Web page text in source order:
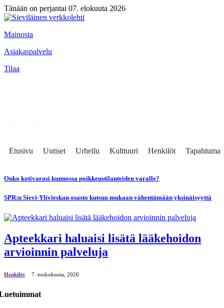
Tänään on perjantai 07. elokuuta 2026
Mainosta
Asiakaspalvelu
Tilaa
Etusivu Uutiset Urheilu Kulttuuri Henkilöt Tapahtumat
Onko kotivarasi kunnossa poikkeustilanteiden varalle?
SPR:n Sievi-Ylivieskan osasto kutsuu mukaan vähentämään yksinäisyyttä
Apteekkari haluaisi lisätä lääkehoidon
arvioinnin palveluja
Henkilöt 7. toukokuuta, 2026